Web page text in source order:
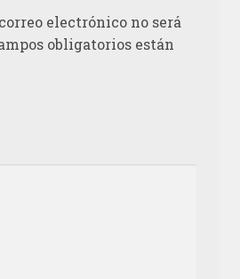
electrónico no será
obligatorios están